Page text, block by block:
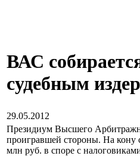
ВАС
судебным
29.05.2012
Президиум Высшего
проигравшей стороны. На кону
млн руб. в споре с